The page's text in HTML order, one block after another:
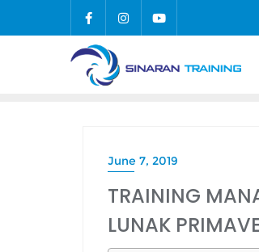
June 7, 2019
TRAINING
LUNAK